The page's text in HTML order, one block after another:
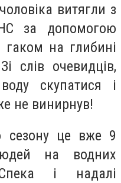
витягли з
за допомогою
гаком на глибині
слів очевидців,
скупатися і
не винирнув!
сезону це вже 9
на водних
і надалі